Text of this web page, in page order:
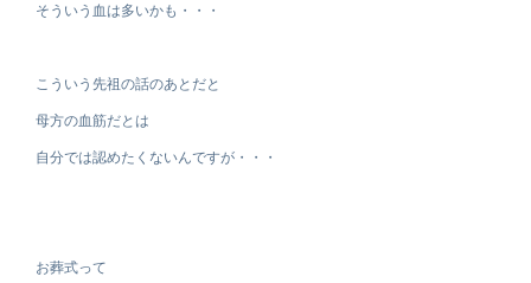
そういう血は多いかも・・・
こういう先祖の話のあとだと
母方の血筋だとは
自分では認めたくないんですが・・・
お葬式って